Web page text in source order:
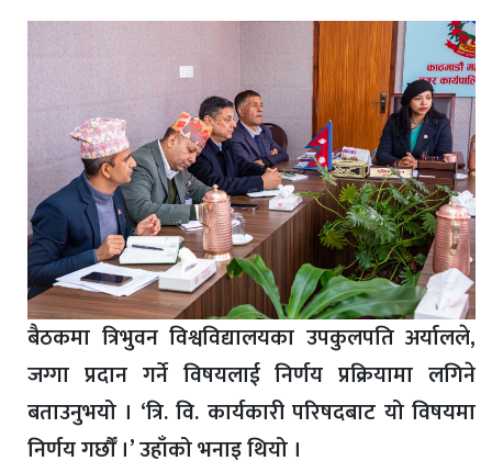
बैठकमा त्रिभुवन विश्वविद्यालयका उपकुलपति अर्यालले,
जग्गा प्रदान गर्ने विषयलाई निर्णय प्रक्रियामा लगिने
बताउनुभयो । ‘त्रि. वि. कार्यकारी परिषदबाट यो विषयमा
निर्णय गर्छौँ ।’ उहाँको भनाइ थियो ।